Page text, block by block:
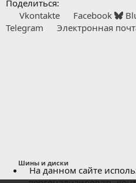
Поделиться:
Vkontakte
Facebook
Telegram
Электронная
Шины и диски
На данном сайте